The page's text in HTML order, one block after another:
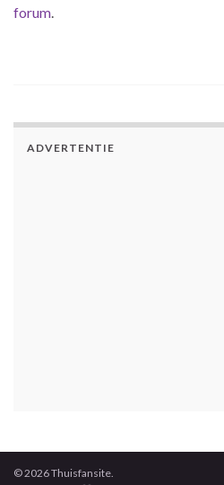
forum.
ADVERTENTIE
© 2026 Thuisfansite.